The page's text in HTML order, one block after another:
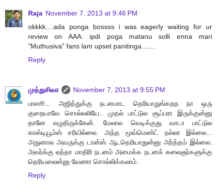
Raja November 7, 2013 at 9:46 PM
okkkk....ada ponga bossss i was eagerly waiting for ur
review on AAA. ipdi poga matanu solli enna mari
"Muthusiva" fans lam upset panitinga.......
Reply
முத்துசிவா
November 7, 2013 at 9:55 PM
பாஸூ... அஜித்துக்கு நடனமாட தெரியாதுங்கறத நா ஒரு
குறையாவே சொல்லலியே.. முதல் பாட்டுல சூப்பரா இருக்குன்னு
தானே எழுதிருக்கேன். மேலால வெடிக்குது வாடா பாட்டுல
காஸ்டியூம்ஸ் சரியில்லை. அந்த மூவ்மெண்ட் நல்லா இல்லை...
அதுனால அவருக்கு டான்ஸ் ஆடதெரியாதுன்னு அர்த்தம் இல்லை.
அவர்க்கு ஏத்தா மாதிரி நடனம் அமைக்க நடனக் கலைஞர்களுக்கு
தெரியலைன்னு வேணா சொல்லிக்கலாம்.
Reply